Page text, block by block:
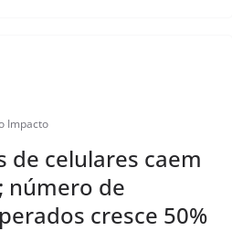
Impacto
de celulares caem
número de
cresce 50%